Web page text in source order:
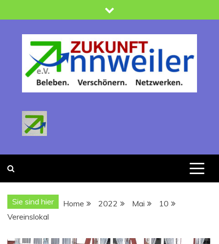
to
content
Zukunft Annweiler
Sie sind hier Home 2022 Mai
10
Vereinslokal